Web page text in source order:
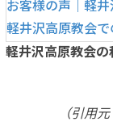
お客様の声｜軽
軽井沢高原教会
軽井沢高原教会の
（引用元